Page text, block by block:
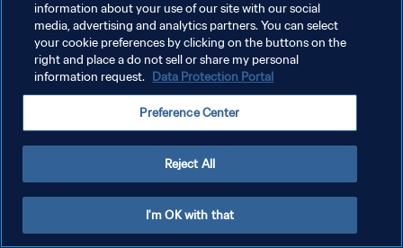
سياسة الخصوصية
شروط الخدمة
إدارة تفضيلات ملفات تعريف الارتباط
information about your use of our site with our social
media, advertising and analytics partners. You can select
your cookie preferences by clicking on the buttons on the
right and place a do not sell or share my personal
information request. Data Protection Portal
Preference Center
Reject All
I'm OK with that